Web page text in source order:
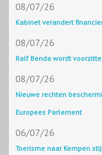
08/07/26
Kabinet verandert
08/07/26
Ralf Benda wordt
08/07/26
Nieuwe rechten
Europees Parlement
06/07/26
Toerisme naar Kempen